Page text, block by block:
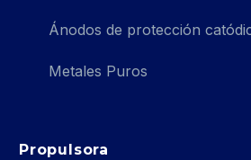
Ánodos de protección
Metales Puros
Propulsora